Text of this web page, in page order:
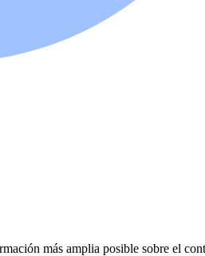
más amplia posible sobre el